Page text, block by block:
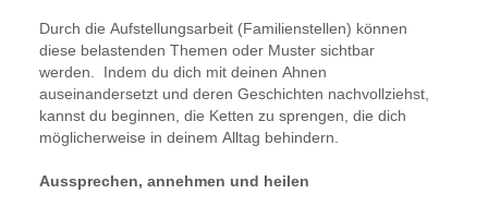
Durch die Aufstellungsarbeit (Familienstellen) können
diese belastenden Themen oder Muster sichtbar
werden. Indem du dich mit deinen Ahnen
auseinandersetzt und deren Geschichten nachvollziehst,
kannst du beginnen, die Ketten zu sprengen, die dich
möglicherweise in deinem Alltag behindern.
Aussprechen, annehmen und heilen